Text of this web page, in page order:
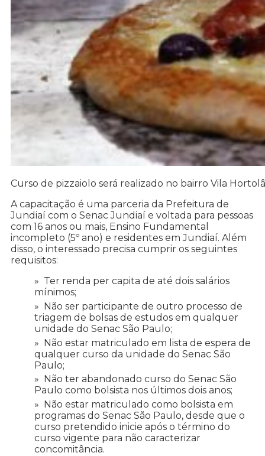
Curso de pizzaiolo será realizado no bairro Vila
A capacitação é uma parceria da Prefeitura de
Jundiaí com o Senac Jundiaí e voltada para pessoas
com 16 anos ou mais, Ensino Fundamental
incompleto (5º ano) e residentes em Jundiaí. Além
disso, o interessado precisa cumprir os seguintes
requisitos:
Ter renda per capita de até dois salários
mínimos;
Não ser participante de outro processo de
triagem de bolsas de estudos em qualquer
unidade do Senac São Paulo;
Não estar matriculado em lista de espera de
qualquer curso da unidade do Senac São
Paulo;
Não ter abandonado curso do Senac São
Paulo como bolsista nos últimos dois anos;
Não estar matriculado como bolsista em
programas do Senac São Paulo, desde que o
curso pretendido inicie após o término do
curso vigente para não caracterizar
concomitância.